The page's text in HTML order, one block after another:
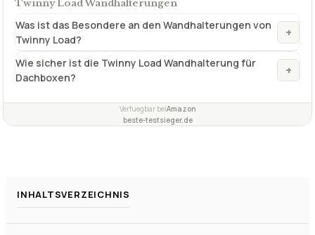
Max. Traglast
Schwenkbar ✓
Max. Wandabstand 34 – 44 cm (verstellbar)
✓ VORTEILE
✓ Wandabstand stufenlos einstellbar
Twinny Load Wandhalterungen
Was ist das Besondere an den Wandhalterungen von
Twinny Load?